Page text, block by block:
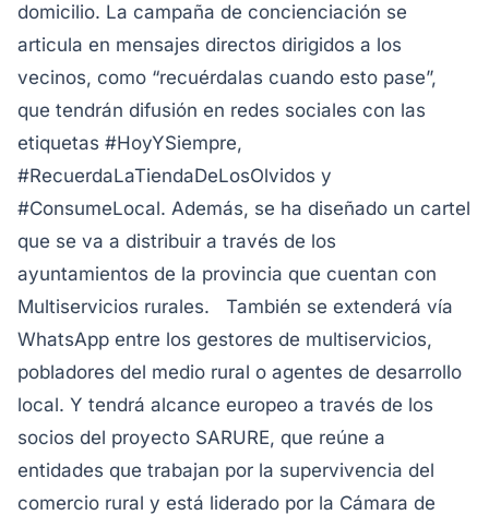
domicilio. La campaña de concienciación se
articula en mensajes directos dirigidos a los
vecinos, como “recuérdalas cuando esto pase”,
que tendrán difusión en redes sociales con las
etiquetas #HoyYSiempre,
#RecuerdaLaTiendaDeLosOlvidos y
#ConsumeLocal. Además, se ha diseñado un cartel
que se va a distribuir a través de los
ayuntamientos de la provincia que cuentan con
Multiservicios rurales. También se extenderá vía
WhatsApp entre los gestores de multiservicios,
pobladores del medio rural o agentes de desarrollo
local. Y tendrá alcance europeo a través de los
socios del proyecto SARURE, que reúne a
entidades que trabajan por la supervivencia del
comercio rural y está liderado por la Cámara de